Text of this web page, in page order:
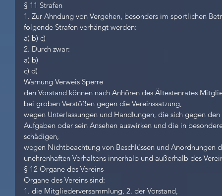
§ 11 Strafen
1. Zur Ahndung von Vergehen, besonders im sportlichen
folgende Strafen verhängt werden:
a) b) c)
2. Durch zwar:
a) b)
c) d)
Warnung Verweis Sperre
den Vorstand können nach Anhören des Ältestenrates
bei groben Verstößen gegen die Vereinssatzung,
wegen Unterlassungen und Handlungen, die sich gegen
Aufgaben oder sein Ansehen auswirken und die in
schädigen,
wegen Nichtbeachtung von Beschlüssen und Anordnungen
unehrenhaften Verhaltens innerhalb und außerhalb des
§ 12 Organe des Vereins
Organe des Vereins sind:
1. die Mitgliederversammlung, 2. der Vorstand,